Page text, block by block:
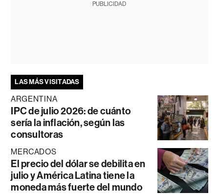
PUBLICIDAD
LAS MÁS VISITADAS
ARGENTINA
IPC de julio 2026: de cuánto
sería la inflación, según las
consultoras
MERCADOS
El precio del dólar se debilita en
julio y América Latina tiene la
moneda más fuerte del mundo